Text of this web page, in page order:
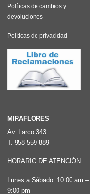
Políticas de cambios y
devoluciones
Políticas de privacidad
MIRAFLORES
Av. Larco 343
T. 958 559 889
HORARIO DE ATENCIÓN:
Lunes a Sábado: 10:00 am –
9:00 pm